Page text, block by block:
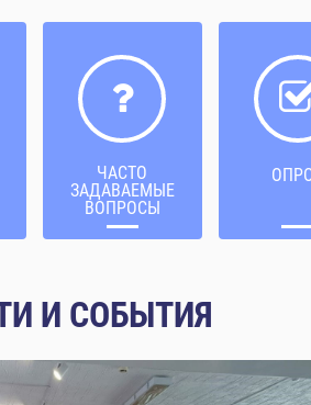
ЧАСТО
ЗАДАВАЕМЫЕ
ВОПРОСЫ
И СОБЫТИЯ